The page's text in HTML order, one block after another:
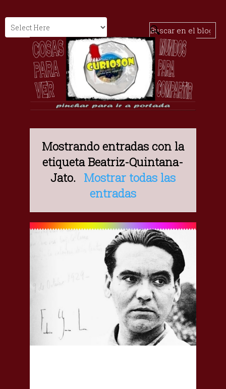
Mostrando entradas con la
etiquetaBeatriz-Quintana-
Jato. Mostrar todas las
entradas